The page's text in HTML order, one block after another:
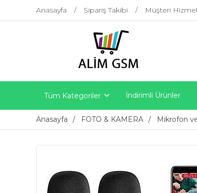
Anasayfa Sipariş Takibi Müşteri
Tüm Kategoriler İndirimli Ürünler
Anasayfa FOTO & KAMERA Mikrofon